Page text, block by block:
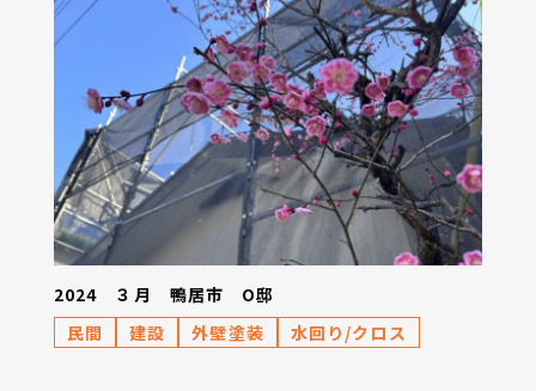
2024 ３月 鴨居市 O邸
民間
建設 外壁塗装 水回り/クロス